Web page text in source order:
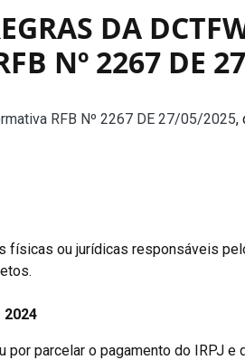
DA
Nº 2267 DE
RFB Nº 2267 DE 27/05/2025,
físicas ou jurídicas responsáveis
2024
parcelar o pagamento do IRPJ e